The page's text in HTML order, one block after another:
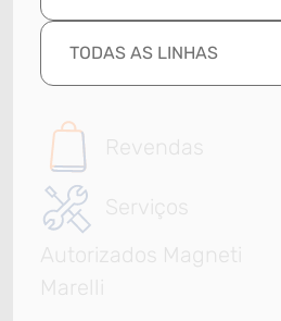
TODAS AS LINHAS
Revendas
Serviços
Autorizados Magneti
Marelli